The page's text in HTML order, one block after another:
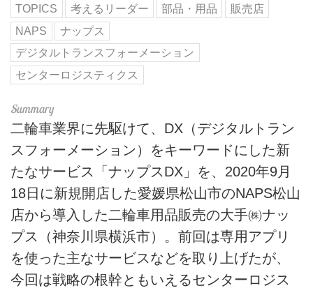
TOPICS 考えるリーダー 部品・用品
販売店
NAPS
ナップス
デジタルトランスフォーメーション
センターロジスティクス
二輪車業界に先駆けて、DX（デジタルトラン
スフォーメーション）をキーワードにした新
たなサービス「ナップスDX」を、2020年9月
18日に新規開店した愛媛県松山市のNAPS松山
店から導入した二輪車用品販売の大手㈱ナッ
プス（神奈川県横浜市）。前回は専用アプリ
を使った主なサービスなどを取り上げたが、
今回は戦略の根幹ともいえるセンターロジス